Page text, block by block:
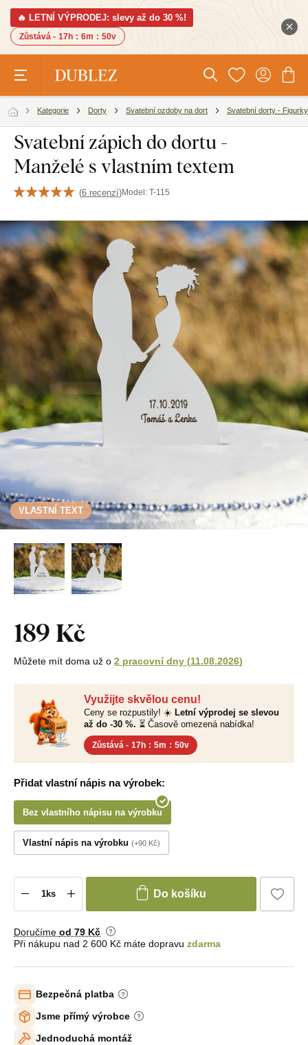
🔥 LETNÍ VÝPRODEJ: slevy až do 30 %!
Zůstává - 17h : 6m : 49v
Kategorie Dorty Svatební ozdoby na dort Svatební dorty - Figurky
Svatební zápich do dortu -
Manželé s vlastním textem
(6 recenzí)Model: T-115
VLASTNÍ TEXT
Využijte skvělou cenu!
Ceny se rozpustily! ☀️ Letní výprodej se slevou
až do -30 %. ⏳ Časově omezená nabídka!
Zůstává - 17h : 5m : 49v
Přidat vlastní nápis na výrobek:
Bez vlastního nápisu na výrobku
Vlastní nápis na výrobku +90 Kč
189 Kč
Můžete mít doma už o 2 pracovní dny (11.08.2026)
Do košíku
Doručíme od 79 Kč
Při nákupu nad 2 600 Kč máte dopravu zdarma
Bezpečná platba
Jsme přímý výrobce
Jednoduchá montáž